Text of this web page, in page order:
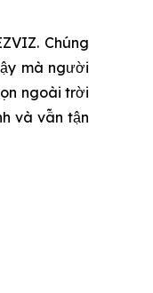
Chúng
mà người
ngoài trời
và vẫn tận